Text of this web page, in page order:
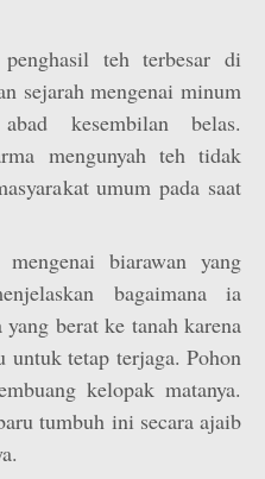
teh terbesar di
sejarah mengenai minum
kesembilan belas.
mengunyah teh tidak
umum pada saat
biarawan yang
bagaimana ia
berat ke tanah karena
untuk tetap terjaga. Pohon
kelopak matanya.
tumbuh ini secara ajaib